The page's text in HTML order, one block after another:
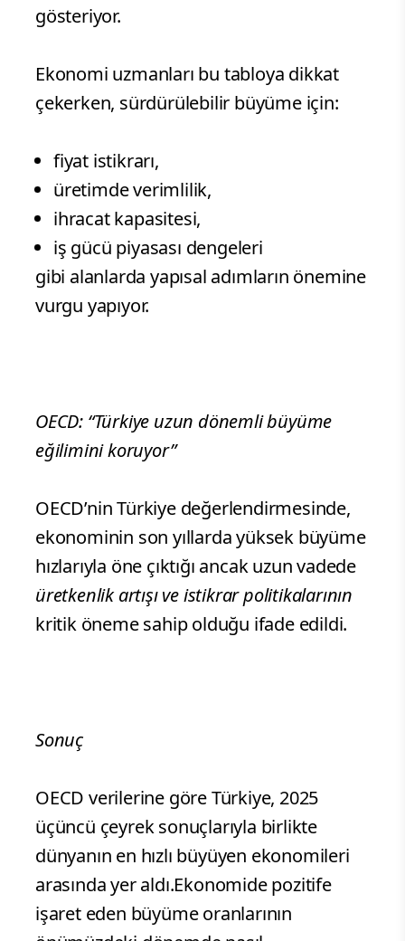
gösteriyor.
Ekonomi uzmanları bu tabloya dikkat
çekerken, sürdürülebilir büyüme için:
fiyat istikrarı,
üretimde verimlilik,
ihracat kapasitesi,
iş gücü piyasası dengeleri
gibi alanlarda yapısal adımların önemine
vurgu yapıyor.
OECD: “Türkiye uzun dönemli büyüme
eğilimini koruyor”
OECD’nin Türkiye değerlendirmesinde,
ekonominin son yıllarda yüksek büyüme
hızlarıyla öne çıktığı ancak uzun vadede
üretkenlik artışı ve istikrar politikalarının
kritik öneme sahip olduğu ifade edildi.
Sonuç
OECD verilerine göre Türkiye, 2025
üçüncü çeyrek sonuçlarıyla birlikte
dünyanın en hızlı büyüyen ekonomileri
arasında yer aldı.Ekonomide pozitife
işaret eden büyüme oranlarının